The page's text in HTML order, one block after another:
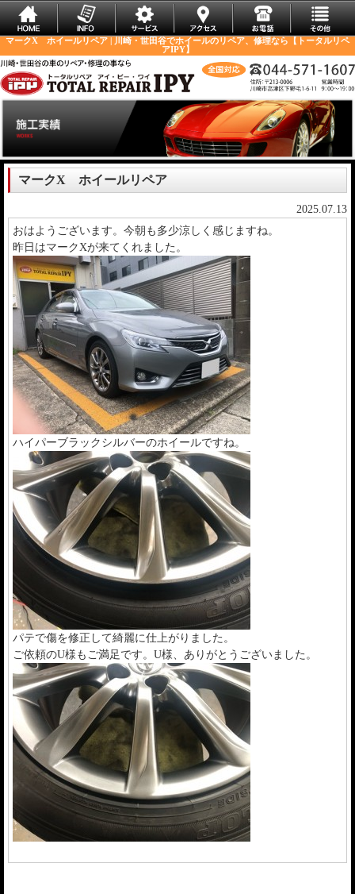
マークX ホイールリペア | 川崎・世田谷でホイールのリペア、修理なら【トータルリペ
アIPY】
マークX ホイールリペア
2025.07.13
おはようございます。今朝も多少涼しく感じますね。
昨日はマークXが来てくれました。
ハイパーブラックシルバーのホイールですね。
パテで傷を修正して綺麗に仕上がりました。
ご依頼のU様もご満足です。U様、ありがとうございました。